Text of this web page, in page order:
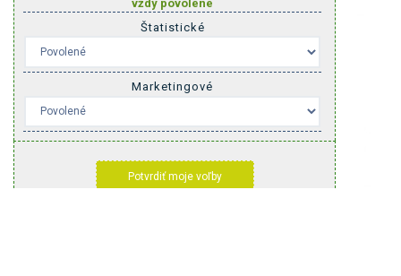
vždy povolené
Štatistické
Marketingové
Potvrdiť moje voľby